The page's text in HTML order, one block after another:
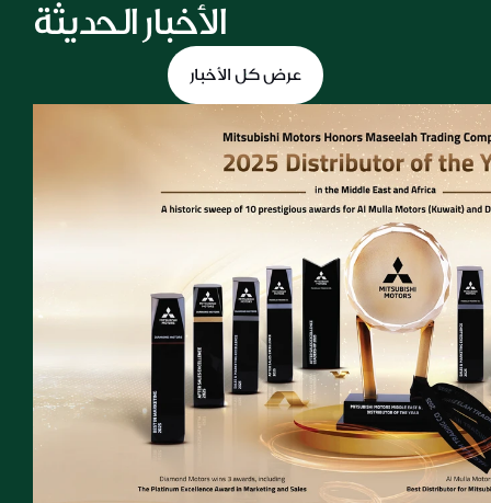
الأخبار الحديثة
عرض كل الأخبار